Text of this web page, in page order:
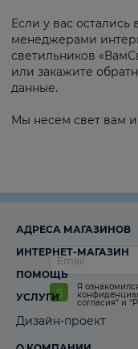
Если у вас остались
менеджерами
светильников
или закажите
данные.
Мы несем свет вам
Я
согласия“ и
АДРЕСА МАГАЗИНОВ
ИНТЕРНЕТ-МАГАЗИН
ПОМОЩЬ
УСЛУГИ
Дизайн-проект